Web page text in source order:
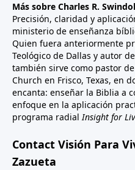
Más sobre Charles R.
Precisión, claridad y
ministerio de enseñanza
Quien fuera anteriormente
Teológico de Dallas y autor
también sirve como pastor
Church en Frisco, Texas, en
encanta: enseñar la Biblia a
enfoque en la aplicación
programa radialInsight for
Contact Visión Para
Zazueta